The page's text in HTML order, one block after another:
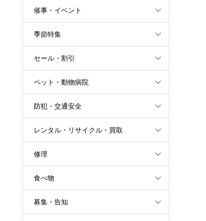
催事・イベント
季節特集
セール・割引
ペット・動物病院
防犯・交通安全
レンタル・リサイクル・買取
修理
食べ物
募集・告知